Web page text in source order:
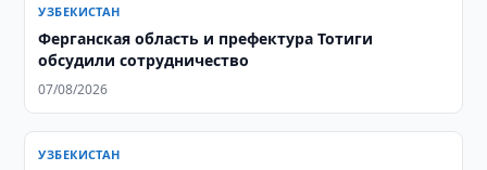
УЗБЕКИСТАН
Ферганская область и префектура Тотиги
обсудили сотрудничество
07/08/2026
УЗБЕКИСТАН